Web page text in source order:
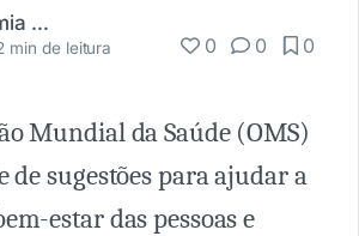
Academia Médica
min de leitura 0 0 0
Mundial da Saúde (OMS)
de sugestões para ajudar a
estar das pessoas e